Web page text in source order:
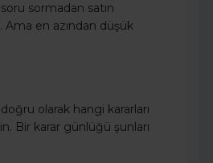
sormadan satın
Ama en azından düşük
olarak hangi kararları
Bir karar günlüğü şunları